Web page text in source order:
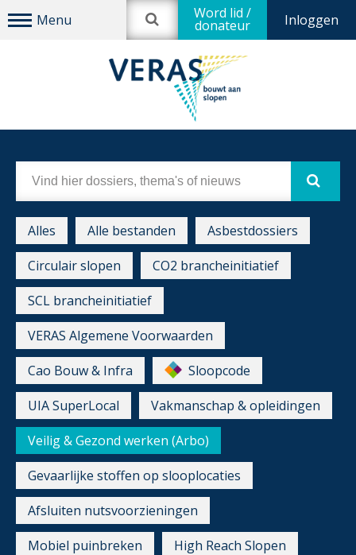
Inloggen
Word lid /
donateur
Alles Alle bestanden
Asbestdossiers
Circulair slopen
CO2 brancheinitiatief
SCL brancheinitiatief
VERAS Algemene Voorwaarden
Cao Bouw & Infra
Sloopcode
UIA SuperLocal
Vakmanschap & opleidingen
Veilig & Gezond werken (Arbo)
Gevaarlijke stoffen op slooplocaties
Afsluiten nutsvoorzieningen
Mobiel puinbreken
High Reach Slopen